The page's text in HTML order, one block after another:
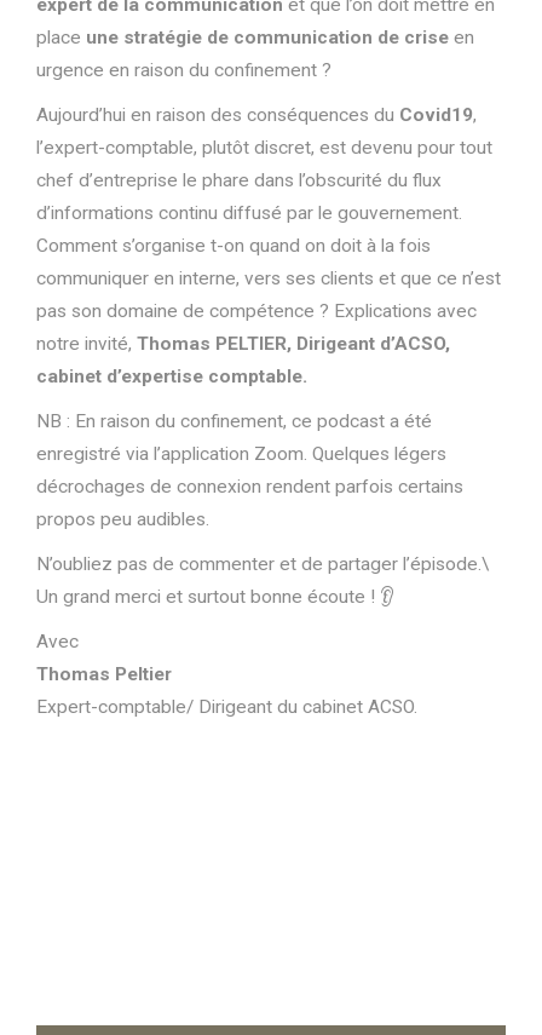
expert de la communication et que l’on doit mettre en
place une stratégie de communication de crise en
urgence en raison du confinement ?
Aujourd’hui en raison des conséquences du Covid19,
l’expert-comptable, plutôt discret, est devenu pour tout
chef d’entreprise le phare dans l’obscurité du flux
d’informations continu diffusé par le gouvernement.
Comment s’organise t-on quand on doit à la fois
communiquer en interne, vers ses clients et que ce n’est
pas son domaine de compétence ? Explications avec
notre invité, Thomas PELTIER, Dirigeant d’ACSO,
cabinet d’expertise comptable.
NB : En raison du confinement, ce podcast a été
enregistré via l’application Zoom. Quelques légers
décrochages de connexion rendent parfois certains
propos peu audibles.
N’oubliez pas de commenter et de partager l’épisode.\
Un grand merci et surtout bonne écoute ! 👂
Avec
Thomas Peltier
Expert-comptable/ Dirigeant du cabinet ACSO.